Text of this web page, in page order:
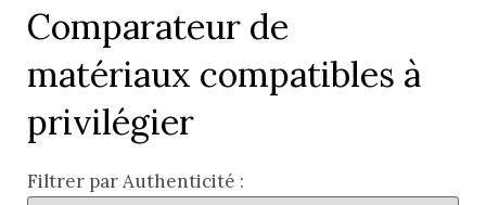
Comparateur de
matériaux compatibles à
privilégier
Filtrer par Authenticité :